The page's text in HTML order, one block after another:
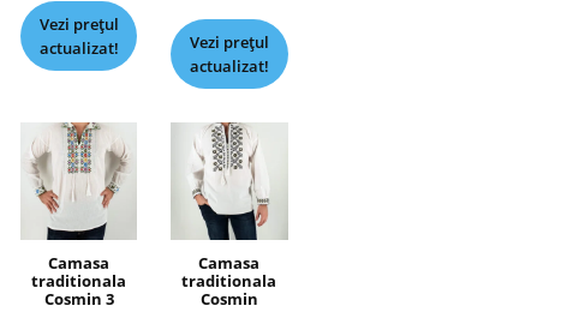
Vezi prețul
actualizat!
Vezi prețul
actualizat!
Camasa
traditionala
Cosmin 3
Camasa
traditionala
Cosmin